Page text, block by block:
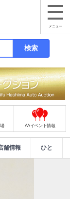
メニュー
AAイベント情報
舗情報 ひと